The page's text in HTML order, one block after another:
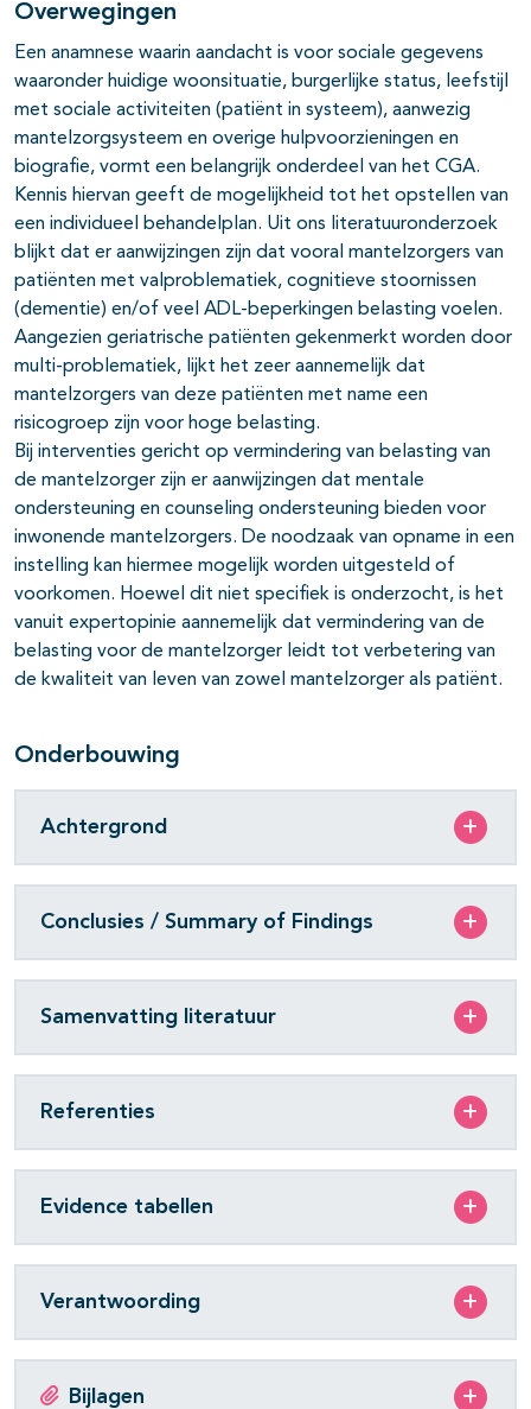
Overwegingen
Een anamnese waarin aandacht is voor sociale gegevens
waaronder huidige woonsituatie, burgerlijke status, leefstijl
met sociale activiteiten (patiënt in systeem), aanwezig
mantelzorgsysteem en overige hulpvoorzieningen en
biografie, vormt een belangrijk onderdeel van het CGA.
Kennis hiervan geeft de mogelijkheid tot het opstellen van
een individueel behandelplan. Uit ons literatuuronderzoek
blijkt dat er aanwijzingen zijn dat vooral mantelzorgers van
patiënten met valproblematiek, cognitieve stoornissen
(dementie) en/of veel ADL-beperkingen belasting voelen.
Aangezien geriatrische patiënten gekenmerkt worden door
multi-problematiek, lijkt het zeer aannemelijk dat
mantelzorgers van deze patiënten met name een
risicogroep zijn voor hoge belasting.
Bij interventies gericht op vermindering van belasting van
de mantelzorger zijn er aanwijzingen dat mentale
ondersteuning en counseling ondersteuning bieden voor
inwonende mantelzorgers. De noodzaak van opname in een
instelling kan hiermee mogelijk worden uitgesteld of
voorkomen. Hoewel dit niet specifiek is onderzocht, is het
vanuit expertopinie aannemelijk dat vermindering van de
belasting voor de mantelzorger leidt tot verbetering van
de kwaliteit van leven van zowel mantelzorger als patiënt.
Onderbouwing
Achtergrond
Conclusies / Summary of Findings
Samenvatting literatuur
Referenties
Evidence tabellen
Verantwoording
Bijlagen